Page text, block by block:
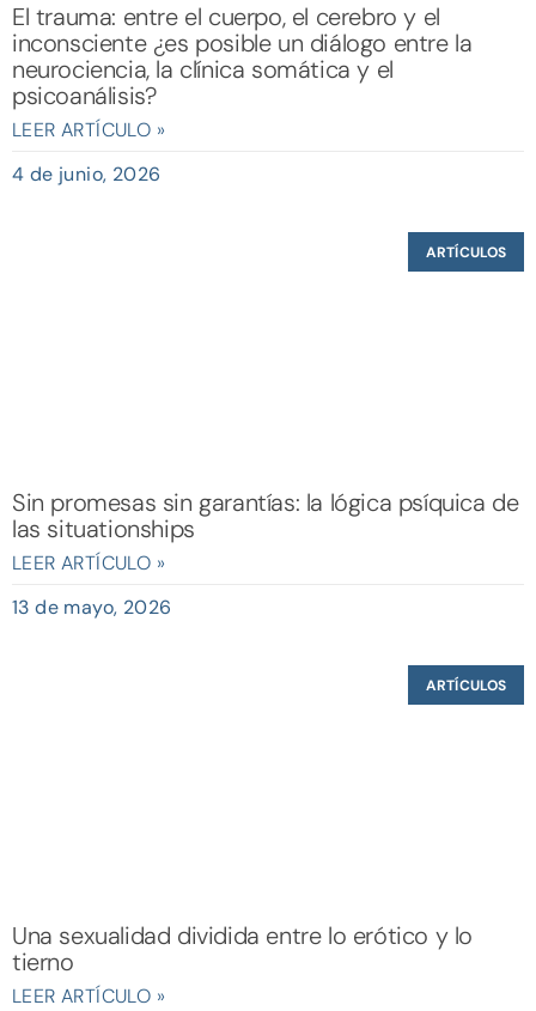
El trauma: entre el cuerpo, el cerebro y el
inconsciente ¿es posible un diálogo entre la
neurociencia, la clínica somática y el
psicoanálisis?
LEER ARTÍCULO »
4 de junio, 2026
ARTÍCULOS
Sin promesas sin garantías: la lógica psíquica de
las situationships
LEER ARTÍCULO »
13 de mayo, 2026
ARTÍCULOS
Una sexualidad dividida entre lo erótico y lo
tierno
LEER ARTÍCULO »